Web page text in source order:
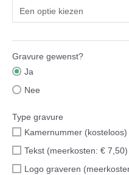
Gravure gewenst?
Ja
Nee
Type gravure
Kamernummer (kosteloos)
Tekst (meerkosten: € 7,50)
Logo graveren